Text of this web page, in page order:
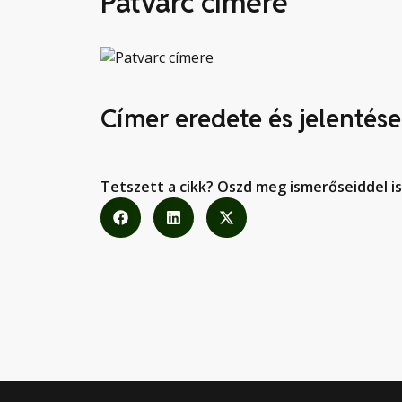
Címer eredete és jelentése
Tetszett a cikk? Oszd meg ismerőseiddel